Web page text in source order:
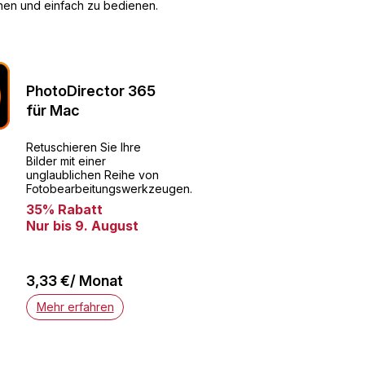
und einfach zu bedienen.
PhotoDirector 365
für Mac
Retuschieren Sie Ihre
Bilder mit einer
unglaublichen Reihe von
Fotobearbeitungswerkzeugen.
35% Rabatt
Nur bis 9. August
3,33 €/ Monat
Mehr erfahren